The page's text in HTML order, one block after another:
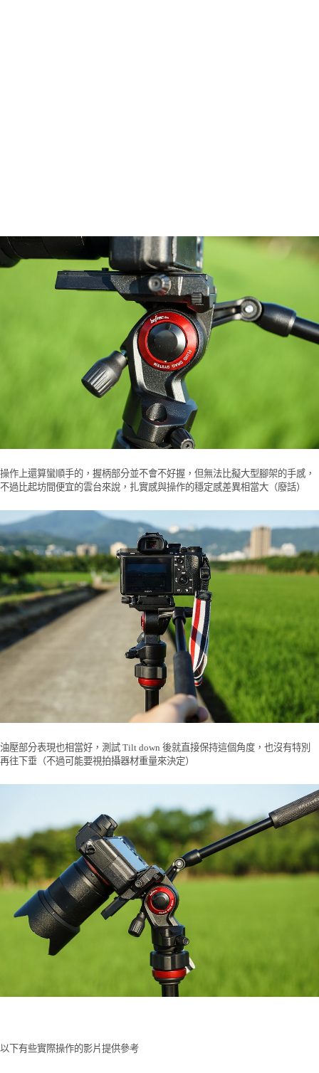
操作上還算蠻順手的，握柄部分並不會不好握，但無法比擬大型腳架的手感，
不過比起坊間便宜的雲台來說，扎實感與操作的穩定感差異相當大（廢話）
油壓部分表現也相當好，測試 Tilt down 後就直接保持這個角度，也沒有特別
再往下垂（不過可能要視拍攝器材重量來決定）
以下有些實際操作的影片提供參考